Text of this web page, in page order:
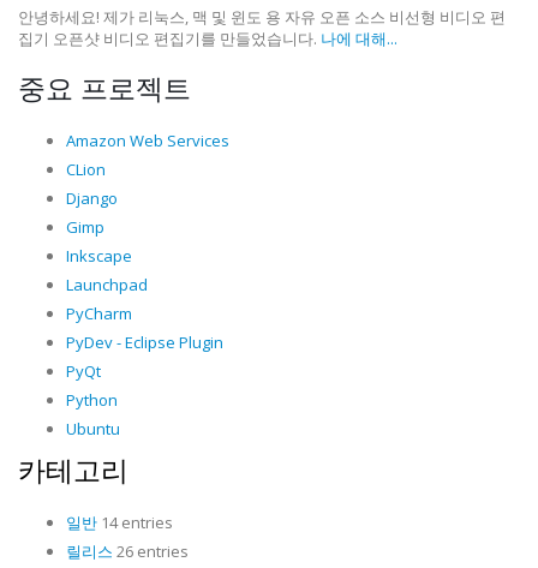
안녕하세요! 제가 리눅스, 맥 및 윈도 용 자유 오픈 소스 비선형 비디오 편
집기 오픈샷 비디오 편집기를 만들었습니다. 나에 대해...
중요 프로젝트
Amazon Web Services
CLion
Django
Gimp
Inkscape
Launchpad
PyCharm
PyDev - Eclipse Plugin
PyQt
Python
Ubuntu
카테고리
일반 14 entries
릴리스 26 entries